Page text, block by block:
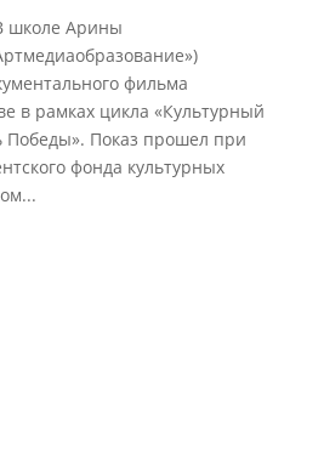
школе Арины
фильма
в рамках цикла «Культурный
Победы». Показ прошел при
фонда культурных